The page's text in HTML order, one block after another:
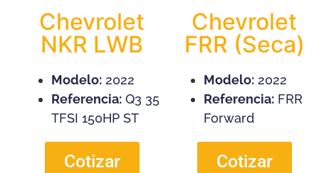
Chevrolet
NKR LWB
Modelo: 2022
Referencia: Q3 35
TFSI 150HP ST
Cotizar
Chevrolet
FRR (Seca)
Modelo: 2022
Referencia: FRR
Forward
Cotizar